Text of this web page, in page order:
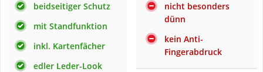
beidseitiger Schutz
mit Standfunktion
inkl. Kartenfächer
edler Leder-Look
nicht besonders
dünn
kein Anti-
Fingerabdruck